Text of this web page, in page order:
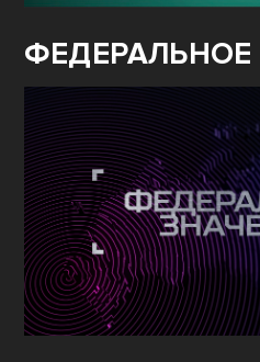
ФЕДЕРАЛЬНОЕ